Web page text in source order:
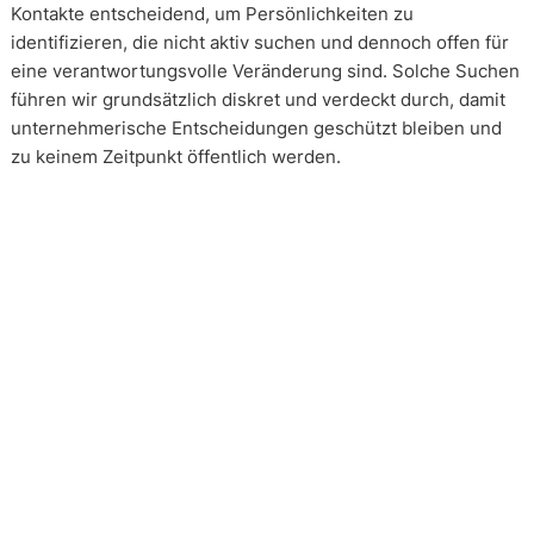
Kontakte entscheidend, um Persönlichkeiten zu
identifizieren, die nicht aktiv suchen und dennoch offen für
eine verantwortungsvolle Veränderung sind. Solche Suchen
führen wir grundsätzlich diskret und verdeckt durch, damit
unternehmerische Entscheidungen geschützt bleiben und
zu keinem Zeitpunkt öffentlich werden.